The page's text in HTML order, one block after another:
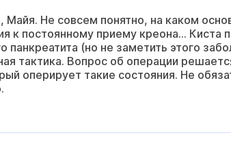
Майя. Не совсем понятно, на каком
к постоянному приему креона...
панкреатита (но не заметить этого
тактика. Вопрос об операции
оперирует такие состояния. Не